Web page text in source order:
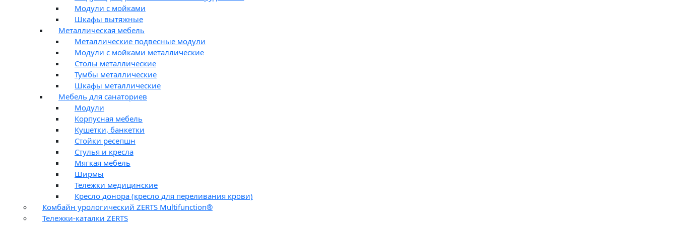
Модули с мойками
Шкафы вытяжные
Металлическая мебель
Металлические подвесные модули
Модули с мойками металлические
Столы металлические
Тумбы металлические
Шкафы металлические
Мебель для санаториев
Модули
Корпусная мебель
Кушетки, банкетки
Стойки ресепшн
Стулья и кресла
Мягкая мебель
Ширмы
Тележки медицинские
Кресло донора (кресло для переливания крови)
Комбайн урологический ZERTS Multifunction®
Тележки-каталки ZERTS